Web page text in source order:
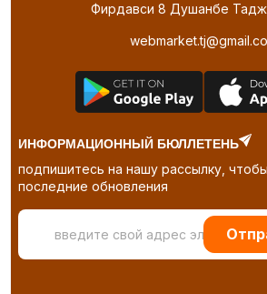
Фирдавси 8 Душанбе
ИНФОРМАЦИОННЫЙ БЮЛЛЕТЕНЬ
подпишитесь на нашу рассылку,
последние обновления